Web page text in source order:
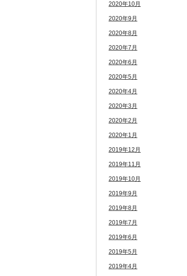
2020年10月
2020年9月
2020年8月
2020年7月
2020年6月
2020年5月
2020年4月
2020年3月
2020年2月
2020年1月
2019年12月
2019年11月
2019年10月
2019年9月
2019年8月
2019年7月
2019年6月
2019年5月
2019年4月